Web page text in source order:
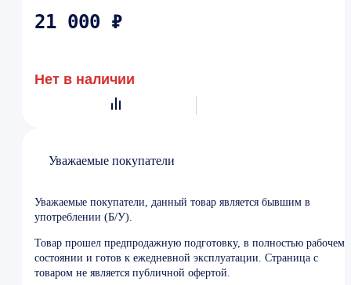
21 000 ₽
Нет в наличии
Уважаемые покупатели
Уважаемые покупатели, данный товар является бывшим в
употреблении (Б/У).
Товар прошел предпродажную подготовку, в полностью рабочем
состоянии и готов к ежедневной эксплуатации. Страница с
товаром не является публичной офертой.